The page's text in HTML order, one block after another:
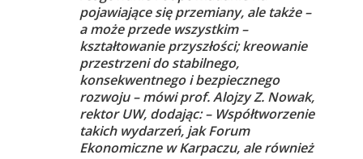
pojawiające się przemiany, ale także –
a może przede wszystkim –
kształtowanie przyszłości; kreowanie
przestrzeni do stabilnego,
konsekwentnego i bezpiecznego
rozwoju – mówi prof. Alojzy Z. Nowak,
rektor UW, dodając: – Współtworzenie
takich wydarzeń, jak Forum
Ekonomiczne w Karpaczu, ale również